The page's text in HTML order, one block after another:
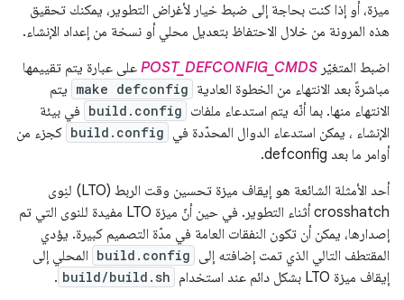
ميزة، أو إذا كنت بحاجة إلى ضبط خيار لأغراض التطوير، يمكنك تحقيق
هذه المرونة من خلال الاحتفاظ بتعديل محلي أو نسخة من إعداد الإنشاء.
اضبط المتغيّر POST_DEFCONFIG_CMDS على عبارة يتم تقييمها
مباشرةً بعد الانتهاء من الخطوة العادية make defconfig يتم
الانتهاء منها. بما أنّه يتم استدعاء ملفات build.config في بيئة
الإنشاء ، يمكن استدعاء الدوال المحدّدة في build.config كجزء من
أوامر ما بعد defconfig.
أحد الأمثلة الشائعة هو إيقاف ميزة تحسين وقت الربط (LTO) لنِوى
crosshatch أثناء التطوير. في حين أنّ ميزة LTO مفيدة للنوى التي تم
إصدارها، يمكن أن تكون النفقات العامة في مدّة التصميم كبيرة. يؤدي
المقتطف التالي الذي تمت إضافته إلى build.config المحلي إلى
إيقاف ميزة LTO بشكل دائم عند استخدام
build/build.sh
.